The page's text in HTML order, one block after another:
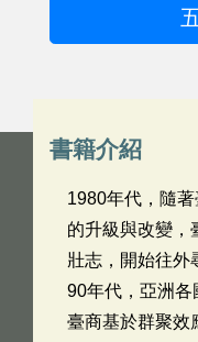
書籍介紹
1980年代，隨
的升級與改變，
壯志，開始往外
90年代，亞洲各
臺商基於群聚效